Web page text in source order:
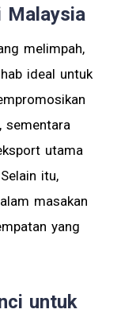
Malaysia
melimpah,
ideal untuk
sementara
utama
itu,
masakan
yang
untuk